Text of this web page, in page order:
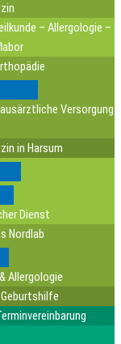
– Allergologie –
Versorgung
in Harsum
Dienst
Nordlab
Allergologie